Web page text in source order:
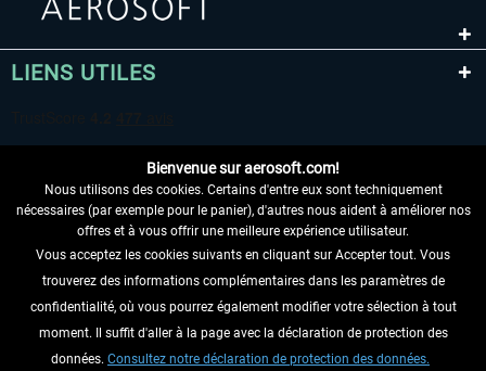
LIENS UTILES
RENONCER AU CONTRAT ICI
INFORMATIONS
NE MANQUEZ PAS LES DERNIÈRES
Bienvenue sur aerosoft.com!
Nous utilisons des cookies. Certains d'entre eux sont techniquement
nécessaires (par exemple pour le panier), d'autres nous aident à améliorer nos
offres et à vous offrir une meilleure expérience utilisateur.
Vous acceptez les cookies suivants en cliquant sur Accepter tout. Vous
trouverez des informations complémentaires dans les paramètres de
confidentialité, où vous pourrez également modifier votre sélection à tout
moment. Il suffit d'aller à la page avec la déclaration de protection des
données. Consultez notre déclaration de protection des données.